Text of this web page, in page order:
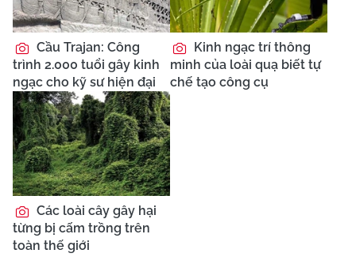
Cầu Trajan: Công
trình 2.000 tuổi gây kinh
ngạc cho kỹ sư hiện đại
Kinh ngạc trí thông
minh của loài quạ biết tự
chế tạo công cụ
Các loài cây gây hại
từng bị cấm trồng trên
toàn thế giới